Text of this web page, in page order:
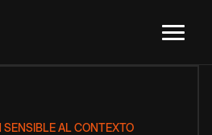
AL CONTEXTO